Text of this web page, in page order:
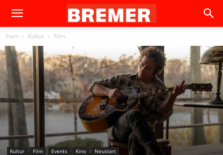
Start Kultur Film
Kultur Film Events Kino Neustart